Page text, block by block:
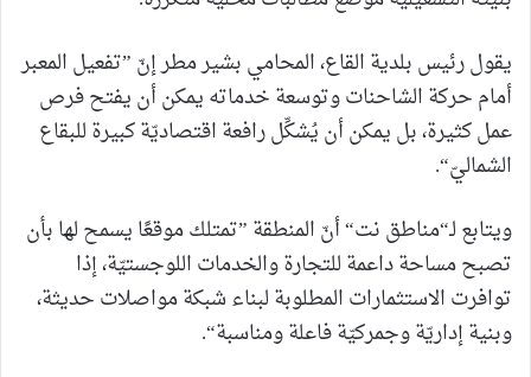
يقول رئيس بلدية القاع، المحامي بشير مطر إنّ ”تفعيل المعبر
أمام حركة الشاحنات وتوسعة خدماته يمكن أن يفتح فرص
عمل كثيرة، بل يمكن أن يُشكِّل رافعة اقتصاديّة كبيرة للبقاع
الشماليّ“.
ويتابع لـ“مناطق نت“ أنّ المنطقة ”تمتلك موقعًا يسمح لها بأن
تصبح مساحة داعمة للتجارة والخدمات اللوجستيّة، إذا
توافرت الاستثمارات المطلوبة لبناء شبكة مواصلات حديثة،
وبنية إداريّة وجمركيّة فاعلة ومناسبة“.